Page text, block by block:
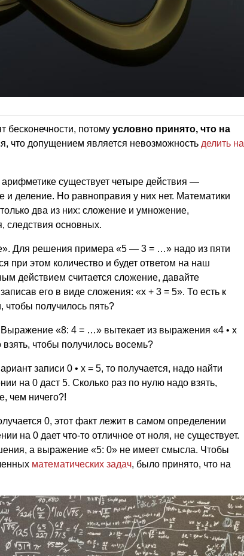
бесконечности, потому условно принято, что на
что допущением является невозможность делить на
арифметике существует четыре действия —
деление. Но равноправия у них нет. Математики
два из них: сложение и умножение,
следствия основных.
Для решения примера «5 — 3 = …» надо из пяти
при этом количество и будет ответом на наш
действием считается сложение, давайте
его в виде сложения: «х + 3 = 5». То есть к
чтобы получилось пять?
«8: 4 = …» вытекает из выражения «4 • x
чтобы получилось восемь?
записи 0 • x = 5, то получается, надо найти
на 0 даст 5. Сколько раз по нулю надо взять,
чем ничего?!
0, этот факт лежит в самом определении
на 0 дает что-то отличное от ноля, не существует.
а выражение «5: 0» не имеет смысла. Чтобы
математических задач, было принято, что на